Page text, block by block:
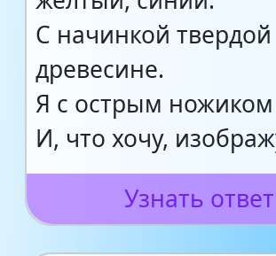
С начинкой твердой
древесине.
Я с острым
И, что хочу,
Узнать ответ